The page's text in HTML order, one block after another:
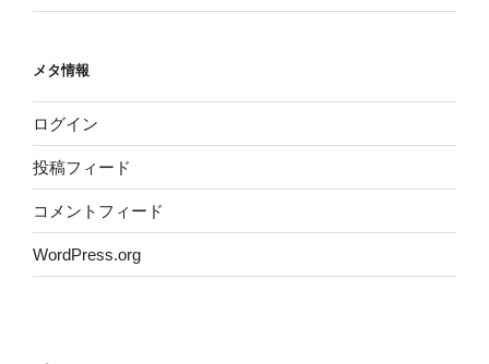
メタ情報
ログイン
投稿フィード
コメントフィード
WordPress.org